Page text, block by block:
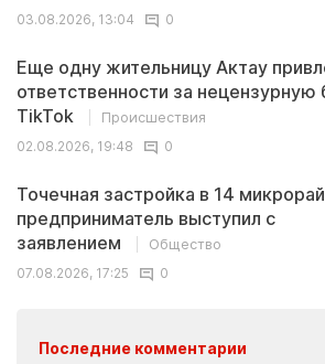
03.08.2026, 13:04
0
Еще одну жительницу Актау
ответственности за нецензурную
TikTok
Происшествия
02.08.2026, 19:48
0
Точечная застройка в 14
предприниматель выступил с
заявлением
Общество
07.08.2026, 17:25
0
Последние комментарии